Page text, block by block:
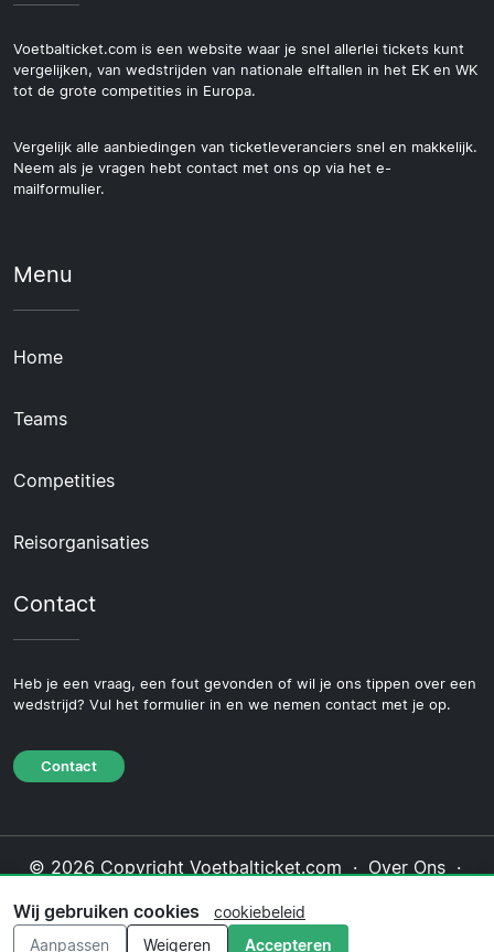
Voetbalticket.com is een website waar je snel allerlei tickets kunt
vergelijken, van wedstrijden van nationale elftallen in het EK en WK
tot de grote competities in Europa.
Vergelijk alle aanbiedingen van ticketleveranciers snel en makkelijk.
Neem als je vragen hebt contact met ons op via het e-
mailformulier.
Menu
Home
Teams
Competities
Reisorganisaties
Contact
Heb je een vraag, een fout gevonden of wil je ons tippen over een
wedstrijd? Vul het formulier in en we nemen contact met je op.
Contact
© 2026 Copyright Voetbalticket.com · Over Ons·
Redactioneel beleid
Wij gebruiken cookies
cookiebeleid
Aanpassen
Weigeren Accepteren